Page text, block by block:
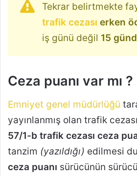
Tekrar belirtmekte
trafik cezası erken
iş günü değil 15
Ceza puanı var mı ?
Emniyet genel müdürlüğü
yayınlanmış olan trafik
57/1-b trafik cezası ceza
tanzim (yazıldığı) edilmesi
ceza puanı sürücünün